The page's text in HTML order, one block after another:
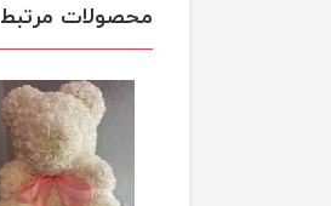
محصولات مرتبط